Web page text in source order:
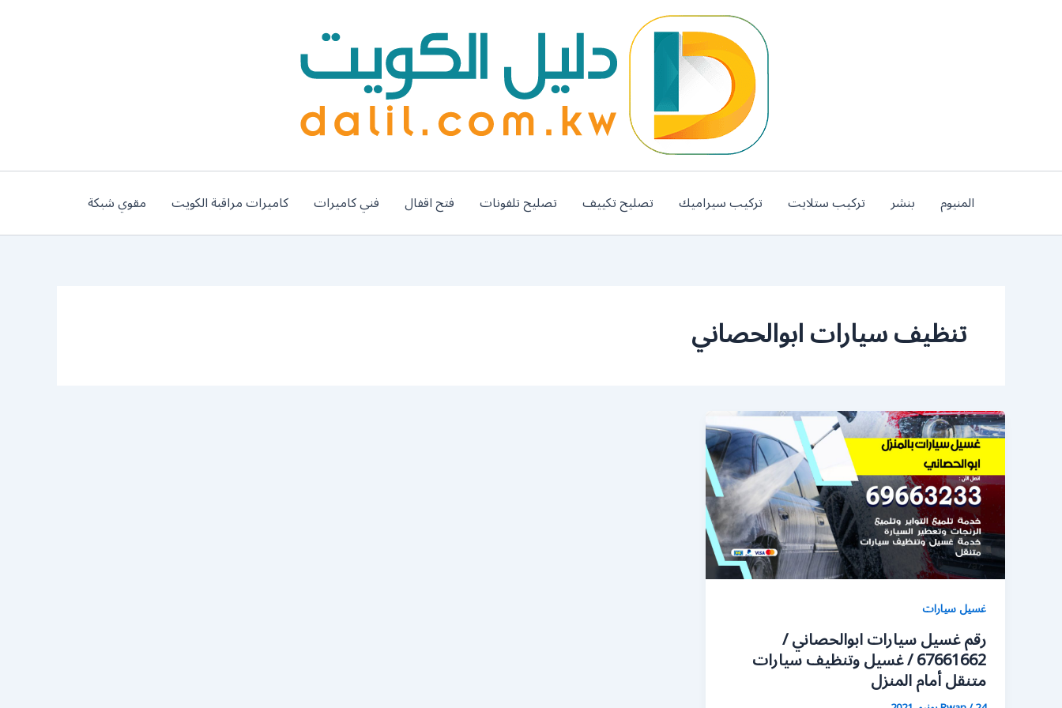
المنيوم بنشر تركيب ستلايت تركيب سيراميك تصليح تكييف تصليح تلفونات فتح اقفال فني كاميرات كاميرات مراقبة الكويت مقوي شبكة
تنظيف سيارات ابوالحصاني
غسيل سيارات
رقم غسيل سيارات ابوالحصاني /
67661662 / غسيل وتنظيف سيارات
متنقل أمام المنزل